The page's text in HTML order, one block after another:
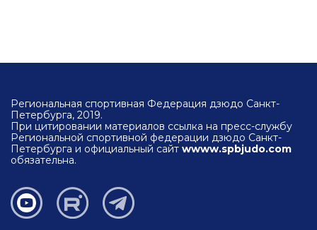
Региональная спортивная Федерация дзюдо Санкт-
Петербурга, 2019.
При цитировании материалов ссылка на пресс-службу
Региональной спортивной федерации дзюдо Санкт-
Петербурга и официальный сайт wwww.spbjudo.com
обязательна.